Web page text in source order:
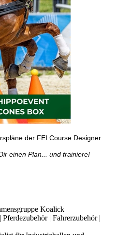
der FEI Course Designer
einen Plan... und trainiere!